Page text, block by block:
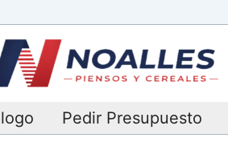
Pedir Presupuesto